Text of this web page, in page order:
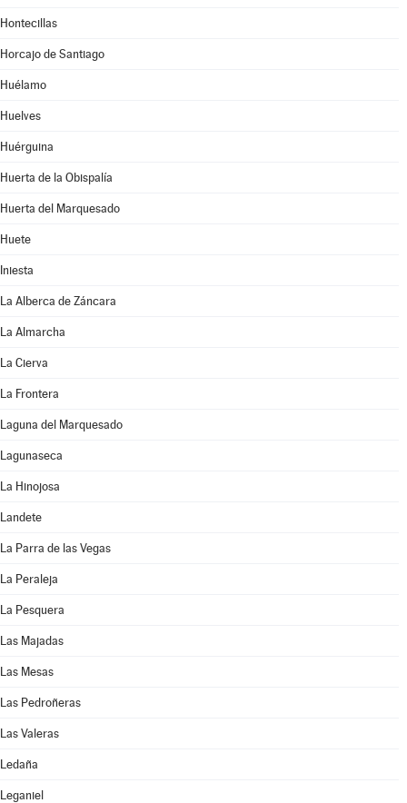
Hontecillas
Horcajo de Santiago
Huélamo
Huelves
Huérguina
Huerta de la Obispalía
Huerta del Marquesado
Huete
Iniesta
La Alberca de Záncara
La Almarcha
La Cierva
La Frontera
Laguna del Marquesado
Lagunaseca
La Hinojosa
Landete
La Parra de las Vegas
La Peraleja
La Pesquera
Las Majadas
Las Mesas
Las Pedroñeras
Las Valeras
Ledaña
Leganiel